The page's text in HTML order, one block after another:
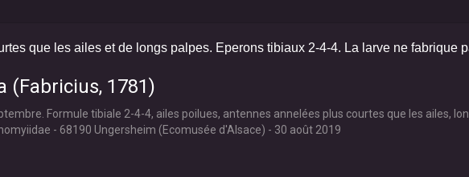
que les ailes et de longs palpes. Eperons tibiaux 2-4-4. La larve ne fabrique
(Fabricius, 1781)
Formule tibiale 2-4-4, ailes poilues, antennes annelées plus courtes que les ailes,
- 68190 Ungersheim (Ecomusée d'Alsace) - 30 août 2019